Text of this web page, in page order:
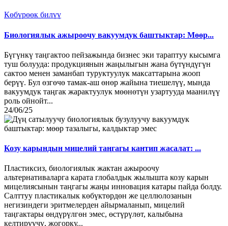
Көбүрөөк билүү
Биологиялык ажыроочу вакуумдук баштыктар: Мөөр...
Бүгүнкү таңгактоо пейзажында бизнес эки тараптуу кысымга
туш болууда: продукциянын жаңылыгын жана бүтүндүгүн
сактоо менен заманбап туруктуулук максаттарына жооп
берүү. Бул өзгөчө тамак-аш өнөр жайына тиешелүү, мында
вакуумдук таңгак жарактуулук мөөнөтүн узартууда маанилүү
роль ойнойт...
24/06/25
Козу карындын мицелий таңгагы кантип жасалат: ...
Пластиксиз, биологиялык жактан ажыроочу
альтернативаларга карата глобалдык жылышта козу карын
мицелиясынын таңгагы жаңы инновация катары пайда болду.
Салттуу пластикалык көбүктөрдөн же целлюлозанын
негизиндеги эритмелерден айырмаланып, мицелий
таңгактары өндүрүлгөн эмес, өстүрүлөт, калыбына
келтирүүчү, жогорку...